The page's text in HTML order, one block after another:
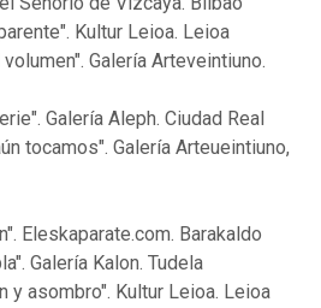
Kultur Leioa. Leioa
Galería Arteveintiuno.
Galería Aleph. Ciudad Real
tocamos". Galería Arteueintiuno,
Eleskaparate.com. Barakaldo
Galería Kalon. Tudela
y asombro". Kultur Leioa. Leioa